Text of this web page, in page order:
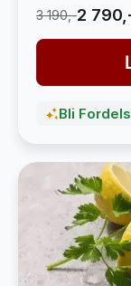
3 190,-2
Bli